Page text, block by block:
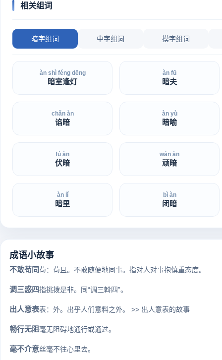
相关组词
暗字组词 中字组词 摸字组词
àn shì féng dēng
暗室逢灯
àn fū
暗夫
chǎn àn
谄暗
àn yù
暗喻
fú àn
伏暗
wán àn
顽暗
àn lǐ
暗里
bì àn
闭暗
成语小故事
不敢苟同苟：苟且。不敢随便地同事。指对人对事抱慎重态度。
调三惑四指挑拨是非。同“调三斡四”。
出人意表表：外。出乎人们意料之外。 >> 出人意表的故事
畅行无阻毫无阻碍地通行或通过。
毫不介意丝毫不往心里去。